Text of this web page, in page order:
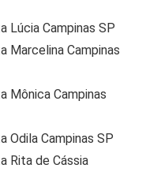
Lúcia Campinas SP
Marcelina Campinas
Mônica Campinas
Odila Campinas SP
Rita de Cássia